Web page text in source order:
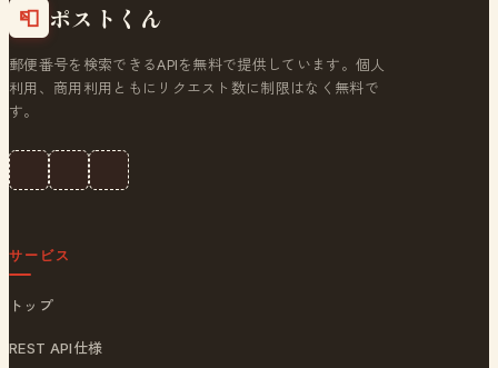
📮 ポストくん
郵便番号を検索できるAPIを無料で提供しています。個人
利用、商用利用ともにリクエスト数に制限はなく無料で
す。
サービス
トップ
REST API仕様